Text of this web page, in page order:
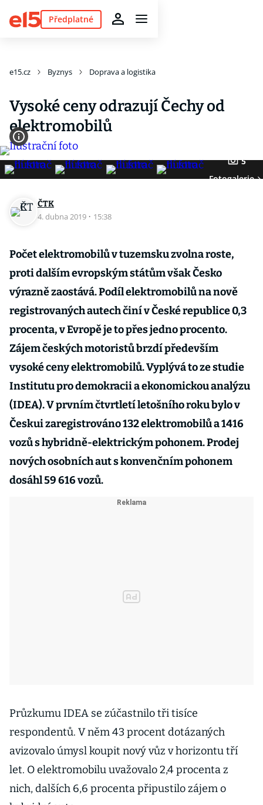
Předplatné
e15.cz Byznys Doprava a logistika
Vysoké ceny odrazují Čechy od
elektromobilů
5
Fotogalerie
ČTK
4. dubna 2019 · 15:38
Počet elektromobilů v tuzemsku zvolna roste,
proti dalším evropským státům však Česko
výrazně zaostává. Podíl elektromobilů na nově
registrovaných autech činí v České republice 0,3
procenta, v Evropě je to přes jedno procento.
Zájem českých motoristů brzdí především
vysoké ceny elektromobilů. Vyplývá to ze studie
Institutu pro demokracii a ekonomickou analýzu
(IDEA). V prvním čtvrtletí letošního roku bylo v
Českui zaregistrováno 132 elektromobilů a 1416
vozů s hybridně-elektrickým pohonem. Prodej
nových osobních aut s konvenčním pohonem
dosáhl 59 616 vozů.
Průzkumu IDEA se zúčastnilo tři tisíce
respondentů. V něm 43 procent dotázaných
avizovalo úmysl koupit nový vůz v horizontu tří
let. O elektromobilu uvažovalo 2,4 procenta z
nich, dalších 6,6 procenta připustilo zájem o